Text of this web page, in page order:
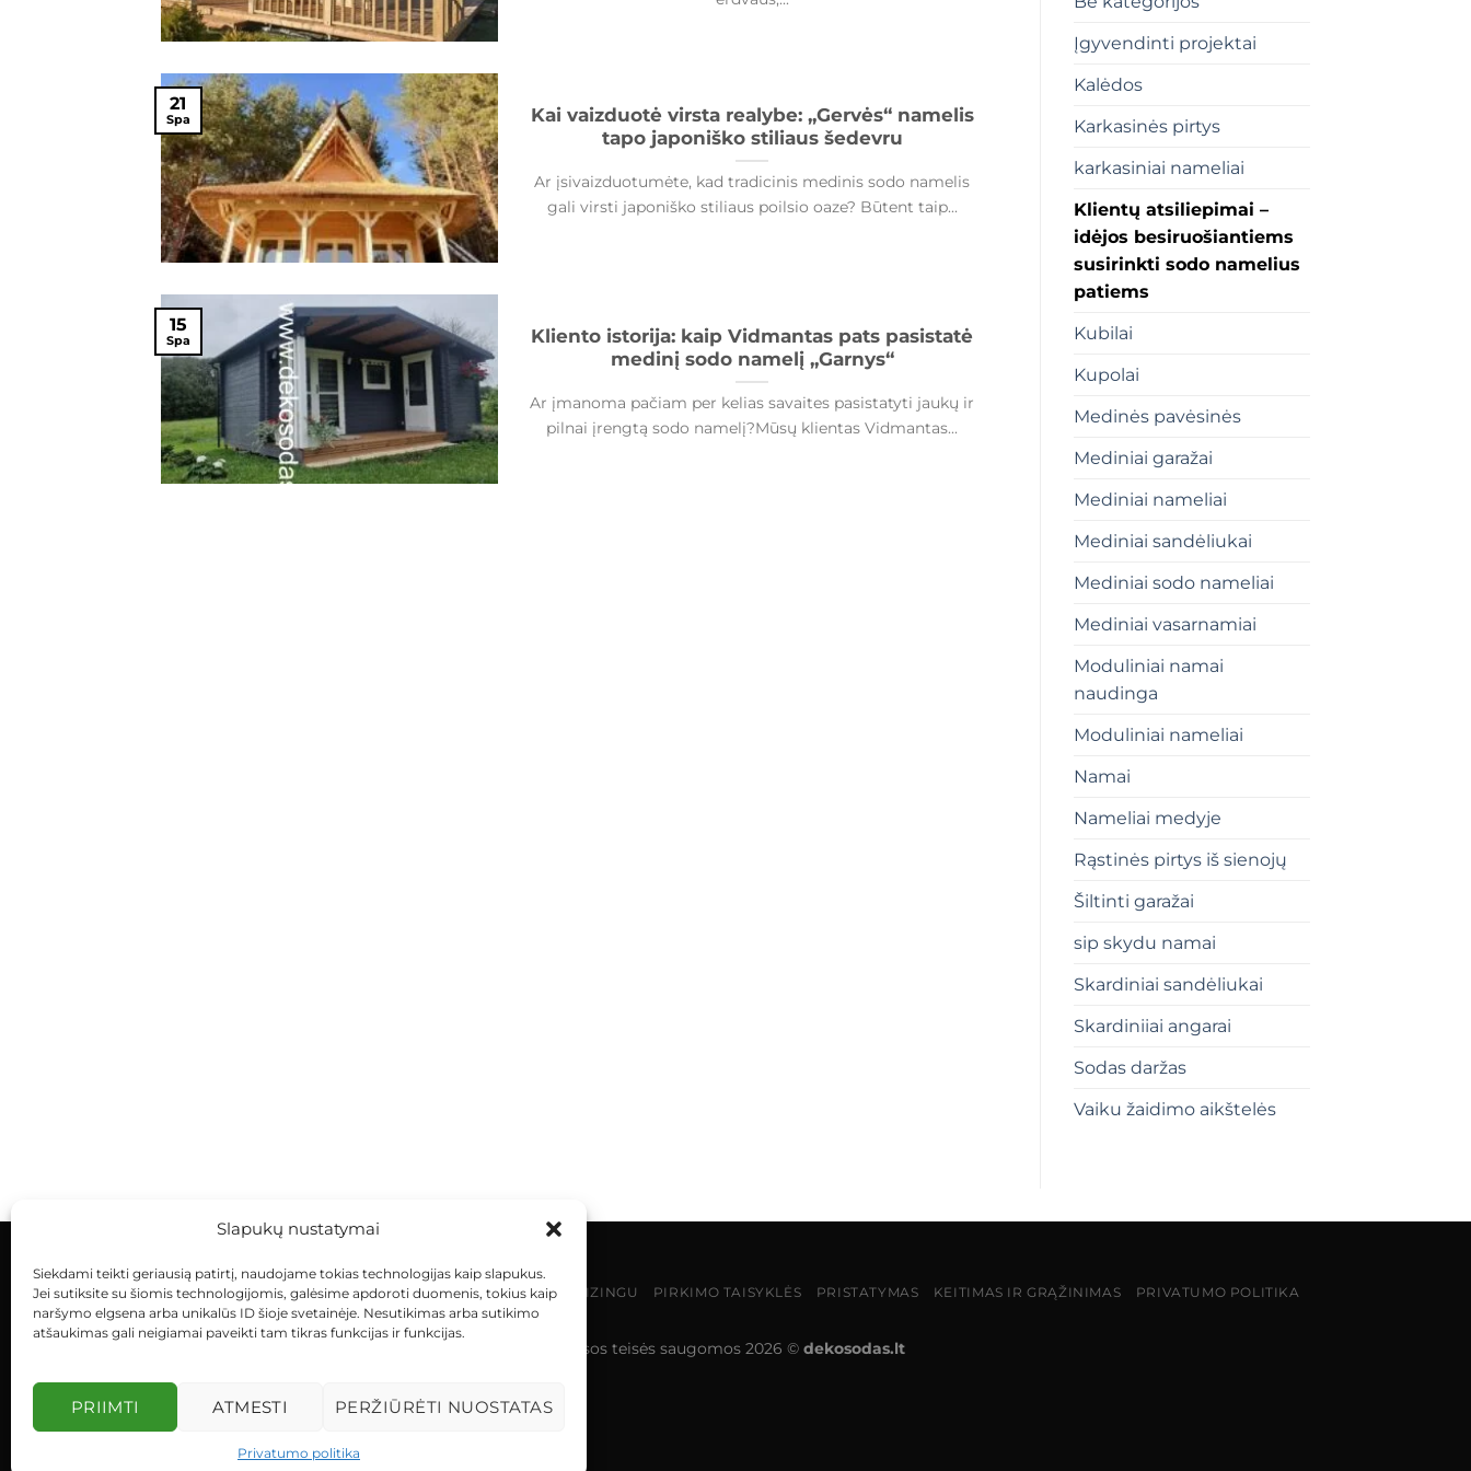
Slapukų nustatymai
Siekdami teikti geriausią patirtį, naudojame tokias technologijas kaip slapukus.
Jei sutiksite su šiomis technologijomis, galėsime apdoroti duomenis, tokius kaip
naršymo elgsena arba unikalūs ID šioje svetainėje. Nesutikimas arba sutikimo
atšaukimas gali neigiamai paveikti tam tikras funkcijas ir funkcijas.
PRIIMTI ATMESTI PERŽIŪRĖTI NUOSTATAS
Privatumo politika
Kai vaizduotė virsta realybe: „Gervės“ namelis
tapo japoniško stiliaus šedevru
Ar įsivaizduotumėte, kad tradicinis medinis sodo namelis
gali virsti japoniško stiliaus poilsio oaze? Būtent taip...
21
Spa
Kliento istorija: kaip Vidmantas pats pasistatė
medinį sodo namelį „Garnys“
Ar įmanoma pačiam per kelias savaites pasistatyti jaukų ir
pilnai įrengtą sodo namelį?Mūsų klientas Vidmantas...
15
Spa
Įgyvendinti projektai
Kalėdos
Karkasinės pirtys
karkasiniai nameliai
Klientų atsiliepimai –
idėjos besiruošiantiems
susirinkti sodo namelius
patiems
Kubilai
Kupolai
Medinės pavėsinės
Mediniai garažai
Mediniai nameliai
Mediniai sandėliukai
Mediniai sodo nameliai
Mediniai vasarnamiai
Moduliniai namai
naudinga
Moduliniai nameliai
Namai
Nameliai medyje
Rąstinės pirtys iš sienojų
Šiltinti garažai
sip skydu namai
Skardiniai sandėliukai
Skardiniiai angarai
Sodas daržas
Vaiku žaidimo aikštelės
KONTAKTAI INDIVIDUALŪS PROJEKTAI MOKĖJIMAS LIZINGU PIRKIMO TAISYKLĖS PRISTATYMAS KEITIMAS IR GRĄŽINIMAS PRIVATUMO POLITIKA
Visos teisės saugomos 2026 © dekosodas.lt